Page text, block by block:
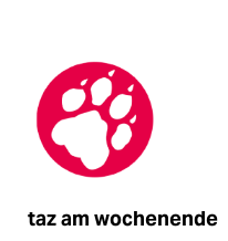
taz am wochenende